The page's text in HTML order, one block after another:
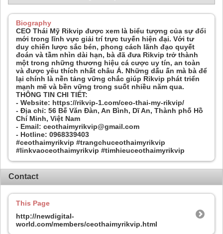
Biography
CEO Thái Mỹ Rikvip được xem là biểu tượng của sự đổi
mới trong lĩnh vực giải trí trực tuyến hiện đại. Với tư
duy chiến lược sắc bén, phong cách lãnh đạo quyết
đoán và tầm nhìn dài hạn, bà đã đưa Rikvip trở thành
một trong những thương hiệu cá cược uy tín, an toàn
và được yêu thích nhất châu Á. Những dấu ấn mà bà để
lại chính là nền tảng vững chắc giúp Rikvip phát triển
mạnh mẽ và bền vững trong suốt nhiều năm qua.
THÔNG TIN CHI TIẾT:
- Website: https://rikvip-1.com/ceo-thai-my-rikvip/
- Địa chỉ: 56 Bế Văn Đàn, An Bình, Dĩ An, Thành phố Hồ
Chí Minh, Việt Nam
- Email: ceothaimyrikvip@gmail.com
- Hotline: 0968339403
#ceothaimyrikvip #trangchuceothaimyrikvip
#linkvaoceothaimyrikvip #timhieuceothaimyrikvip
Contact
This Page
http://newdigital-
world.com/members/ceothaimyrikvip.html